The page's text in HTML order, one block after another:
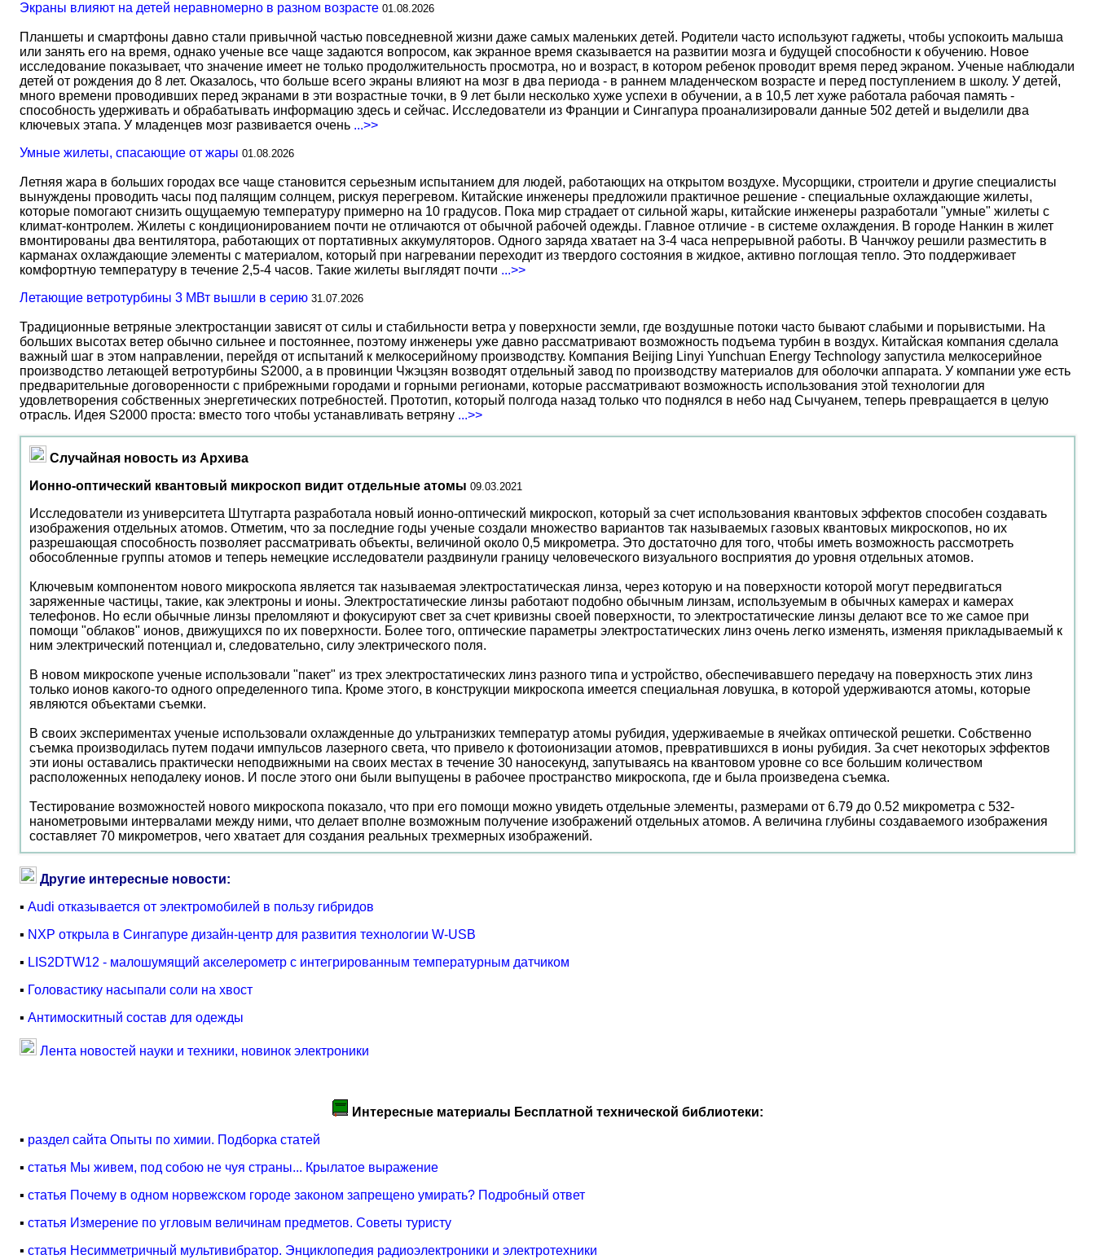
Экраны влияют на детей неравномерно в разном возрасте 01.08.2026
Планшеты и смартфоны давно стали привычной частью повседневной жизни даже самых маленьких детей. Родители часто используют гаджеты, чтобы успокоить малыша
или занять его на время, однако ученые все чаще задаются вопросом, как экранное время сказывается на развитии мозга и будущей способности к обучению. Новое
исследование показывает, что значение имеет не только продолжительность просмотра, но и возраст, в котором ребенок проводит время перед экраном. Ученые наблюдали
детей от рождения до 8 лет. Оказалось, что больше всего экраны влияют на мозг в два периода - в раннем младенческом возрасте и перед поступлением в школу. У детей,
много времени проводивших перед экранами в эти возрастные точки, в 9 лет были несколько хуже успехи в обучении, а в 10,5 лет хуже работала рабочая память -
способность удерживать и обрабатывать информацию здесь и сейчас. Исследователи из Франции и Сингапура проанализировали данные 502 детей и выделили два
ключевых этапа. У младенцев мозг развивается очень ...>>
Умные жилеты, спасающие от жары 01.08.2026
Летняя жара в больших городах все чаще становится серьезным испытанием для людей, работающих на открытом воздухе. Мусорщики, строители и другие специалисты
вынуждены проводить часы под палящим солнцем, рискуя перегревом. Китайские инженеры предложили практичное решение - специальные охлаждающие жилеты,
которые помогают снизить ощущаемую температуру примерно на 10 градусов. Пока мир страдает от сильной жары, китайские инженеры разработали "умные" жилеты с
климат-контролем. Жилеты с кондиционированием почти не отличаются от обычной рабочей одежды. Главное отличие - в системе охлаждения. В городе Нанкин в жилет
вмонтированы два вентилятора, работающих от портативных аккумуляторов. Одного заряда хватает на 3-4 часа непрерывной работы. В Чанчжоу решили разместить в
карманах охлаждающие элементы с материалом, который при нагревании переходит из твердого состояния в жидкое, активно поглощая тепло. Это поддерживает
комфортную температуру в течение 2,5-4 часов. Такие жилеты выглядят почти ...>>
Летающие ветротурбины 3 МВт вышли в серию 31.07.2026
Традиционные ветряные электростанции зависят от силы и стабильности ветра у поверхности земли, где воздушные потоки часто бывают слабыми и порывистыми. На
больших высотах ветер обычно сильнее и постояннее, поэтому инженеры уже давно рассматривают возможность подъема турбин в воздух. Китайская компания сделала
важный шаг в этом направлении, перейдя от испытаний к мелкосерийному производству. Компания Beijing Linyi Yunchuan Energy Technology запустила мелкосерийное
производство летающей ветротурбины S2000, а в провинции Чжэцзян возводят отдельный завод по производству материалов для оболочки аппарата. У компании уже есть
предварительные договоренности с прибрежными городами и горными регионами, которые рассматривают возможность использования этой технологии для
удовлетворения собственных энергетических потребностей. Прототип, который полгода назад только что поднялся в небо над Сычуанем, теперь превращается в целую
отрасль. Идея S2000 проста: вместо того чтобы устанавливать ветряну ...>>
Случайная новость из Архива
Ионно-оптический квантовый микроскоп видит отдельные атомы 09.03.2021
Исследователи из университета Штутгарта разработала новый ионно-оптический микроскоп, который за счет использования квантовых эффектов способен создавать
изображения отдельных атомов. Отметим, что за последние годы ученые создали множество вариантов так называемых газовых квантовых микроскопов, но их
разрешающая способность позволяет рассматривать объекты, величиной около 0,5 микрометра. Это достаточно для того, чтобы иметь возможность рассмотреть
обособленные группы атомов и теперь немецкие исследователи раздвинули границу человеческого визуального восприятия до уровня отдельных атомов.
Ключевым компонентом нового микроскопа является так называемая электростатическая линза, через которую и на поверхности которой могут передвигаться
заряженные частицы, такие, как электроны и ионы. Электростатические линзы работают подобно обычным линзам, используемым в обычных камерах и камерах
телефонов. Но если обычные линзы преломляют и фокусируют свет за счет кривизны своей поверхности, то электростатические линзы делают все то же самое при
помощи "облаков" ионов, движущихся по их поверхности. Более того, оптические параметры электростатических линз очень легко изменять, изменяя прикладываемый к
ним электрический потенциал и, следовательно, силу электрического поля.
В новом микроскопе ученые использовали "пакет" из трех электростатических линз разного типа и устройство, обеспечивавшего передачу на поверхность этих линз
только ионов какого-то одного определенного типа. Кроме этого, в конструкции микроскопа имеется специальная ловушка, в которой удерживаются атомы, которые
являются объектами съемки.
В своих экспериментах ученые использовали охлажденные до ультранизких температур атомы рубидия, удерживаемые в ячейках оптической решетки. Собственно
съемка производилась путем подачи импульсов лазерного света, что привело к фотоионизации атомов, превратившихся в ионы рубидия. За счет некоторых эффектов
эти ионы оставались практически неподвижными на своих местах в течение 30 наносекунд, запутываясь на квантовом уровне со все большим количеством
расположенных неподалеку ионов. И после этого они были выпущены в рабочее пространство микроскопа, где и была произведена съемка.
Тестирование возможностей нового микроскопа показало, что при его помощи можно увидеть отдельные элементы, размерами от 6.79 до 0.52 микрометра с 532-
нанометровыми интервалами между ними, что делает вполне возможным получение изображений отдельных атомов. А величина глубины создаваемого изображения
составляет 70 микрометров, чего хватает для создания реальных трехмерных изображений.
Другие интересные новости:
▪ Audi отказывается от электромобилей в пользу гибридов
▪ NXP открыла в Сингапуре дизайн-центр для развития технологии W-USB
▪ LIS2DTW12 - малошумящий акселерометр с интегрированным температурным датчиком
▪ Головастику насыпали соли на хвост
▪ Антимоскитный состав для одежды
Лента новостей науки и техники, новинок электроники
Интересные материалы Бесплатной технической библиотеки:
▪ раздел сайта Опыты по химии. Подборка статей
▪ статья Мы живем, под собою не чуя страны... Крылатое выражение
▪ статья Почему в одном норвежском городе законом запрещено умирать? Подробный ответ
▪ статья Измерение по угловым величинам предметов. Советы туристу
▪ статья Несимметричный мультивибратор. Энциклопедия радиоэлектроники и электротехники